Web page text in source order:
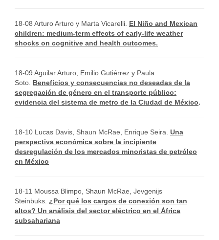
18-08 Arturo Arturo y Marta Vicarelli. El Niño and Mexican
children: medium-term effects of early-life weather
shocks on cognitive and health outcomes.
18-09 Aguilar Arturo, Emilio Gutiérrez y Paula
Soto. Beneficios y consecuencias no deseadas de la
segregación de género en el transporte público:
evidencia del sistema de metro de la Ciudad de México.
18-10 Lucas Davis, Shaun McRae, Enrique Seira. Una
perspectiva económica sobre la incipiente
desregulación de los mercados minoristas de petróleo
en México
18-11 Moussa Blimpo, Shaun McRae, Jevgenijs
Steinbuks. ¿Por qué los cargos de conexión son tan
altos? Un análisis del sector eléctrico en el África
subsahariana